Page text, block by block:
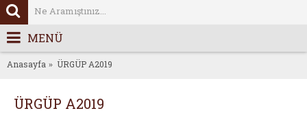
MENÜ
Anasayfa ÜRGÜP A2019
ÜRGÜP A2019